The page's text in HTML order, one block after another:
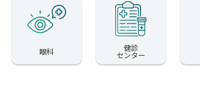
眼科 健診
センター